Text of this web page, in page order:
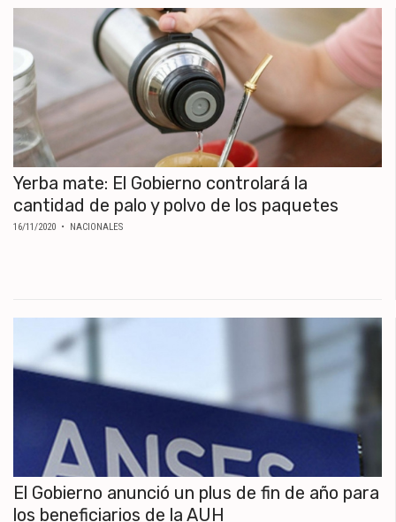
Yerba mate: El Gobierno controlará la
cantidad de palo y polvo de los paquetes
16/11/2020 • NACIONALES
El Gobierno anunció un plus de fin de año para
los beneficiarios de la AUH